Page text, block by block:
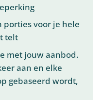
porties voor je hele
telt
met jouw aanbod.
aan en elke
gebaseerd wordt,